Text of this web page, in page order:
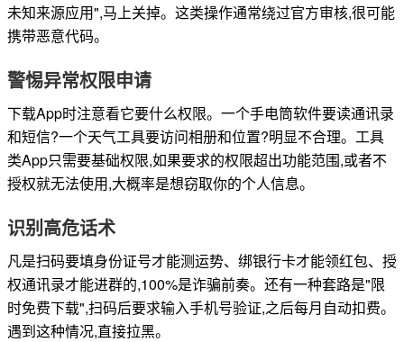
未知来源应用",马上关掉。这类操作通常绕过官方审核,很可能
携带恶意代码。
警惕异常权限申请
下载App时注意看它要什么权限。一个手电筒软件要读通讯录
和短信?一个天气工具要访问相册和位置?明显不合理。工具
类App只需要基础权限,如果要求的权限超出功能范围,或者不
授权就无法使用,大概率是想窃取你的个人信息。
识别高危话术
凡是扫码要填身份证号才能测运势、绑银行卡才能领红包、授
权通讯录才能进群的,100%是诈骗前奏。还有一种套路是"限
时免费下载",扫码后要求输入手机号验证,之后每月自动扣费。
遇到这种情况,直接拉黑。